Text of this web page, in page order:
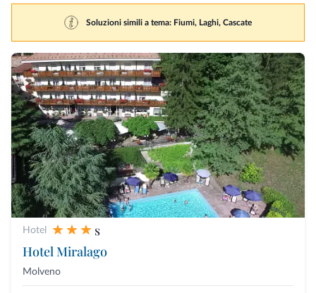
Soluzioni simili a tema: Fiumi, Laghi, Cascate
Hotel
s
Hotel Miralago
Molveno